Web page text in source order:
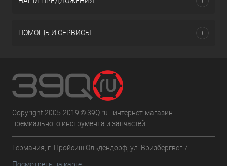
ПОМОЩЬ И СЕРВИСЫ
Copyright 2005-2019 © 39Q.ru - интернет-магазин
премиального инструмента и запчастей
Германия, г. Пройсиш Ольдендорф, ул. Вризбергвег 7